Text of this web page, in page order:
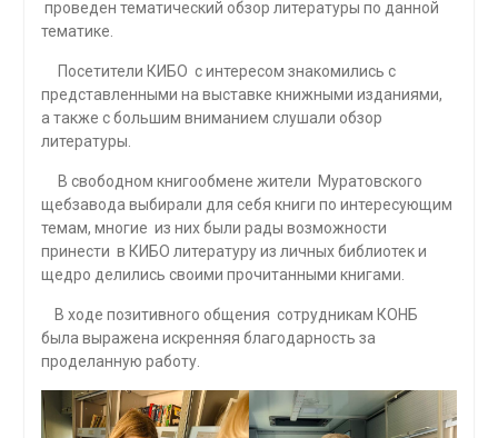
проведен тематический обзор литературы по данной
тематике.
Посетители КИБО с интересом знакомились с
представленными на выставке книжными изданиями,
а также с большим вниманием слушали обзор
литературы.
В свободном книгообмене жители Муратовского
щебзавода выбирали для себя книги по интересующим
темам, многие из них были рады возможности
принести в КИБО литературу из личных библиотек и
щедро делились своими прочитанными книгами.
В ходе позитивного общения сотрудникам КОНБ
была выражена искренняя благодарность за
проделанную работу.